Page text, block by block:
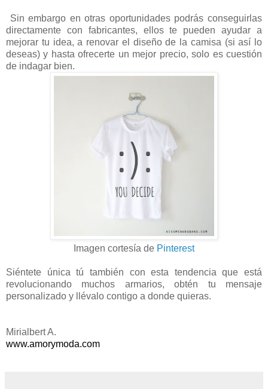
Sin embargo en otras oportunidades podrás conseguirlas
directamente con fabricantes, ellos te pueden ayudar a
mejorar tu idea, a renovar el diseño de la camisa (si así lo
deseas) y hasta ofrecerte un mejor precio, solo es cuestión
de indagar bien.
Imagen cortesía de Pinterest
Siéntete única tú también con esta tendencia que está
revolucionando muchos armarios, obtén tu mensaje
personalizado y llévalo contigo a donde quieras.
Mirialbert A.
www.amorymoda.com